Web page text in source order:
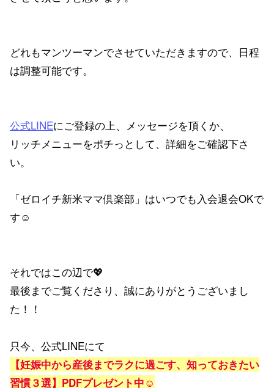
どれもマンツーマンでさせていただきますので、日程
は調整可能です。
公式LINEにご登録の上、メッセージを頂くか、
リッチメニューをポチっとして、詳細をご確認下さ
い。
「ゼロイチ新米ママ倶楽部」はいつでも入会退会OKで
す☺
それではこの辺で💖
最後までご覧くださり、誠にありがとうございまし
た！！
只今、公式LINEにて
【妊娠中から産後までラクに過ごす、知っておきたい
習慣３選】PDFプレゼント中☺